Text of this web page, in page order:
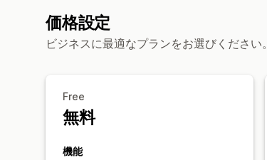
価格設定
ビジネスに最適なプランをお選びください。
Free
無料
機能